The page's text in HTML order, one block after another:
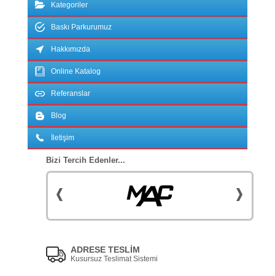
Kategoriler
Baskı Parkurumuz
Hakkımızda
Online Katalog
Referanslar
Blog
İletişim
Bizi Tercih Edenler...
ADRESE TESLİM
Kusursuz Teslimat Sistemi